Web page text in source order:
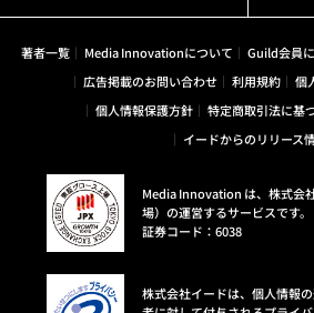
著者一覧 Media Innovationについて Guild会員
広告掲載のお問い合わせ
利用規約
個
個人情報保護方針
特定商取引法に基
イードからのリリース
Media Innovation は、株式会
場）の運営するサービスです。
証券コード：6038
株式会社イードは、個人情報